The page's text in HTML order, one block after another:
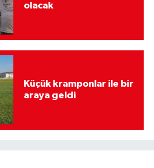
olacak
Küçük kramponlar ile bir
araya geldi